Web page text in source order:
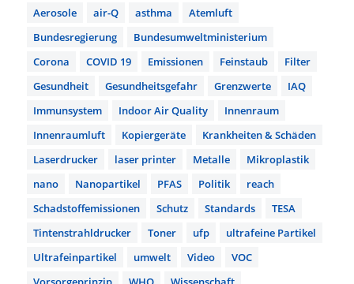
Aerosole air-Q asthma
Atemluft
Bundesregierung
Bundesumweltministerium
Corona
COVID 19 Emissionen Feinstaub
Filter
Gesundheit
Gesundheitsgefahr Grenzwerte
IAQ
Immunsystem
Indoor Air Quality
Innenraum
Innenraumluft
Kopiergeräte
Krankheiten & Schäden
Laserdrucker
laser printer Metalle
Mikroplastik
nano
Nanopartikel PFAS Politik
reach
Schadstoffemissionen
Schutz Standards
TESA
Tintenstrahldrucker
Toner ufp
ultrafeine Partikel
Ultrafeinpartikel
umwelt Video
VOC